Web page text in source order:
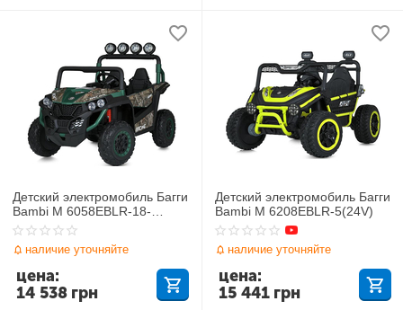
Детский электромобиль Багги
Bambi M 6058EBLR-18-
5(24V)
наличие уточняйте
14 538 грн
цена:
Детский электромобиль Багги
Bambi M 6208EBLR-5(24V)
наличие уточняйте
15 441 грн
цена: